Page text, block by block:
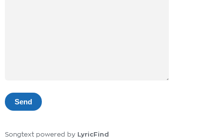
Songtext powered by LyricFind